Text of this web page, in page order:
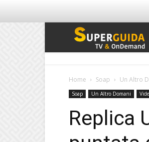
Home Soap Un Altro
Soap Un Altro Domani
Replica